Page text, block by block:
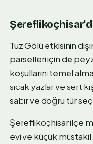
Tuz Gölü etkisinin
parselleri için de
koşullarını temel
sıcak yazlar ve sert
sabır ve doğru tür
Şereflikoçhisar ilçe
evi ve küçük